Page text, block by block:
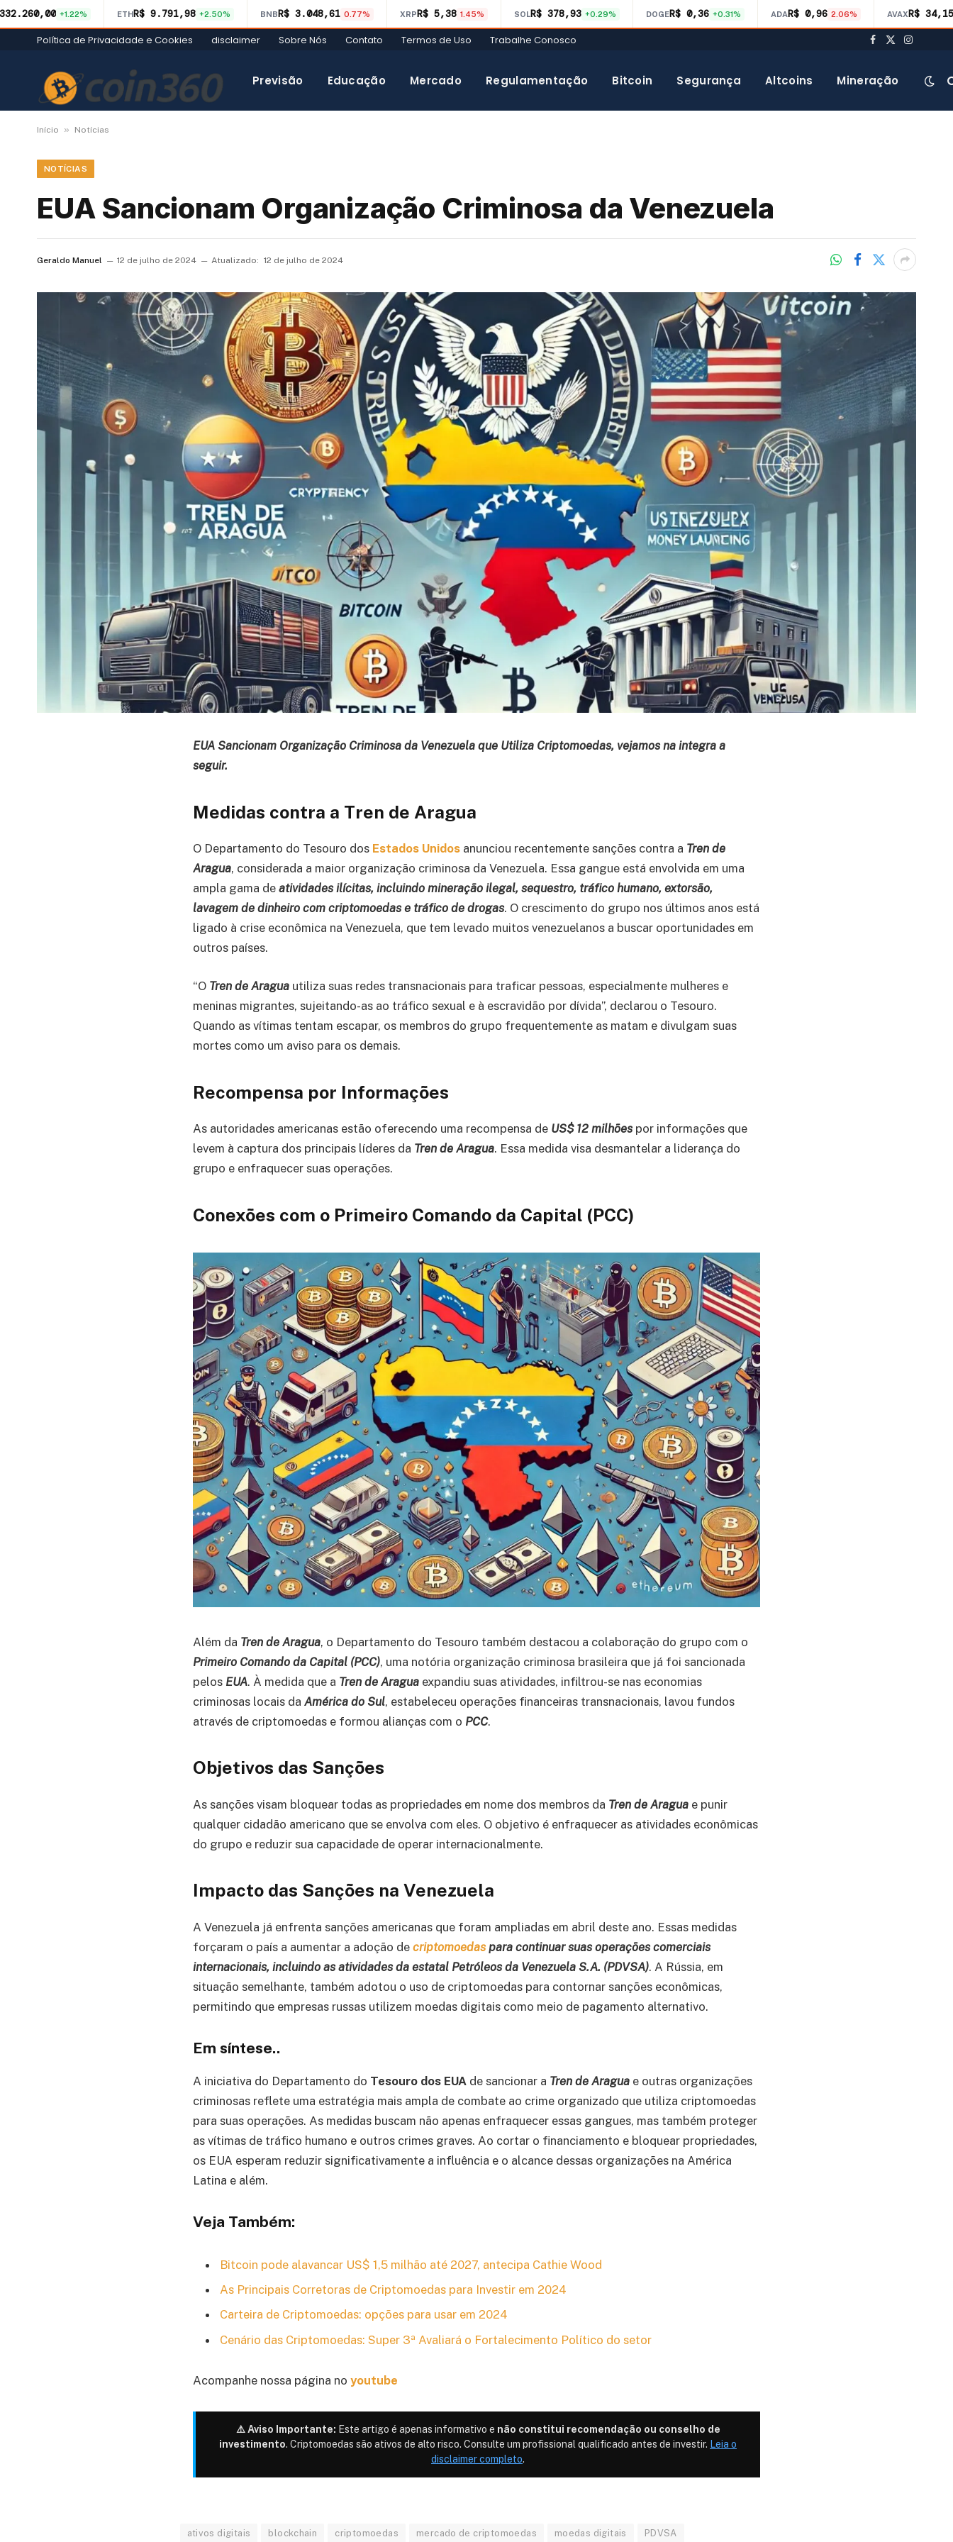
+1.22% ETHR$ 9.791,98 +2.50% BNBR$ 3.048,61 0.77% XRPR$ 5,38 1.45% SOLR$ 378,93 +0.29% DOGER$ 0,36 +0.31% ADAR$ 0,96 2.06% AVAXR$ 34,15
Política de Privacidade e Cookies disclaimer Sobre Nós Contato Termos de Uso Trabalhe Conosco Facebook
X
Previsão Educação Mercado Regulamentação Bitcoin Segurança Altcoins Mineração
Início » Notícias
NOTÍCIAS
EUA Sancionam Organização Criminosa da Venezuela
Geraldo Manuel 12 de julho de 2024 Atualizado: 12 de julho de 2024
EUA Sancionam Organização Criminosa da Venezuela que Utiliza Criptomoedas, vejamos na integra a
seguir.
Medidas contra a Tren de Aragua
O Departamento do Tesouro dos Estados Unidos anunciou recentemente sanções contra a Tren de
Aragua, considerada a maior organização criminosa da Venezuela. Essa gangue está envolvida em uma
ampla gama de atividades ilícitas, incluindo mineração ilegal, sequestro, tráfico humano, extorsão,
lavagem de dinheiro com criptomoedas e tráfico de drogas. O crescimento do grupo nos últimos anos está
ligado à crise econômica na Venezuela, que tem levado muitos venezuelanos a buscar oportunidades em
outros países.
“O Tren de Aragua utiliza suas redes transnacionais para traficar pessoas, especialmente mulheres e
meninas migrantes, sujeitando-as ao tráfico sexual e à escravidão por dívida”, declarou o Tesouro.
Quando as vítimas tentam escapar, os membros do grupo frequentemente as matam e divulgam suas
mortes como um aviso para os demais.
Recompensa por Informações
As autoridades americanas estão oferecendo uma recompensa de US$ 12 milhões por informações que
levem à captura dos principais líderes da Tren de Aragua. Essa medida visa desmantelar a liderança do
grupo e enfraquecer suas operações.
Conexões com o Primeiro Comando da Capital (PCC)
Além da Tren de Aragua, o Departamento do Tesouro também destacou a colaboração do grupo com o
Primeiro Comando da Capital (PCC), uma notória organização criminosa brasileira que já foi sancionada
pelos EUA. À medida que a Tren de Aragua expandiu suas atividades, infiltrou-se nas economias
criminosas locais da América do Sul, estabeleceu operações financeiras transnacionais, lavou fundos
através de criptomoedas e formou alianças com o PCC.
Objetivos das Sanções
As sanções visam bloquear todas as propriedades em nome dos membros da Tren de Aragua e punir
qualquer cidadão americano que se envolva com eles. O objetivo é enfraquecer as atividades econômicas
do grupo e reduzir sua capacidade de operar internacionalmente.
Impacto das Sanções na Venezuela
A Venezuela já enfrenta sanções americanas que foram ampliadas em abril deste ano. Essas medidas
forçaram o país a aumentar a adoção de criptomoedaspara continuar suas operações comerciais
internacionais, incluindo as atividades da estatal Petróleos da Venezuela S.A. (PDVSA). A Rússia, em
situação semelhante, também adotou o uso de criptomoedas para contornar sanções econômicas,
permitindo que empresas russas utilizem moedas digitais como meio de pagamento alternativo.
Em síntese..
A iniciativa do Departamento do Tesouro dos EUA de sancionar a Tren de Aragua e outras organizações
criminosas reflete uma estratégia mais ampla de combate ao crime organizado que utiliza criptomoedas
para suas operações. As medidas buscam não apenas enfraquecer essas gangues, mas também proteger
as vítimas de tráfico humano e outros crimes graves. Ao cortar o financiamento e bloquear propriedades,
os EUA esperam reduzir significativamente a influência e o alcance dessas organizações na América
Latina e além.
Veja Também:
Bitcoin pode alavancar US$ 1,5 milhão até 2027, antecipa Cathie Wood
As Principais Corretoras de Criptomoedas para Investir em 2024
Carteira de Criptomoedas: opções para usar em 2024
Cenário das Criptomoedas: Super 3ª Avaliará o Fortalecimento Político do setor
Acompanhe nossa página no youtube
⚠️ Aviso Importante: Este artigo é apenas informativo e não constitui recomendação ou conselho de
investimento. Criptomoedas são ativos de alto risco. Consulte um profissional qualificado antes de investir. Leia o
disclaimer completo.
ativos digitais blockchain criptomoedas mercado de criptomoedas moedas digitais PDVSA